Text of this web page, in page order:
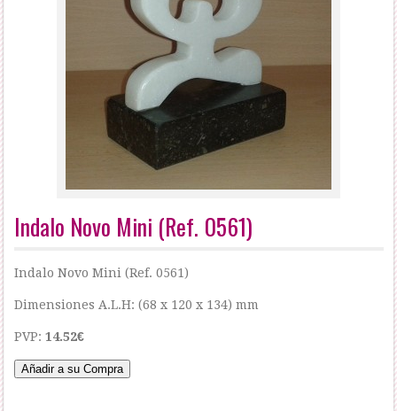
Indalo Novo Mini (Ref. 0561)
Indalo Novo Mini (Ref. 0561)
Dimensiones A.L.H: (68 x 120 x 134) mm
PVP:14.52€